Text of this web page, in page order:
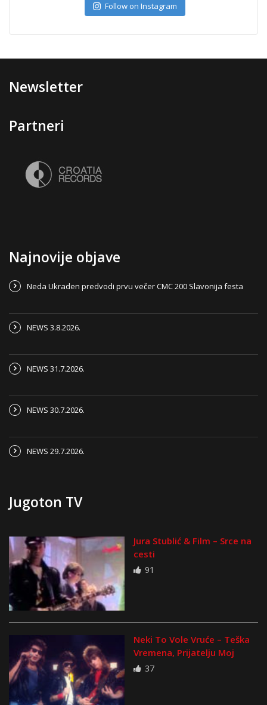
Follow on Instagram
Newsletter
Partneri
Najnovije objave
Neda Ukraden predvodi prvu večer CMC 200 Slavonija festa
NEWS 3.8.2026.
NEWS 31.7.2026.
NEWS 30.7.2026.
NEWS 29.7.2026.
Jugoton TV
Jura Stublić & Film – Srce na
cesti
91
Neki To Vole Vruće – Teška
Vremena, Prijatelju Moj
37